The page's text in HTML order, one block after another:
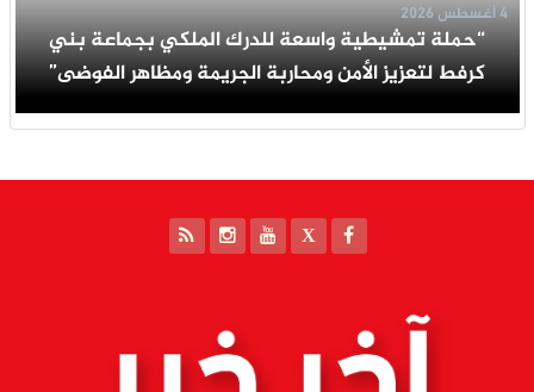
“حملة تمشيطية واسعة للدرك الملكي بجماعة بني
كرفط لتعزيز الأمن ومحاربة الجريمة ومظاهر الفوضى”
4 أغسطس 2026